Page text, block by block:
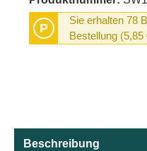
P
Sie erhalten 78
Bestellung (5,85
Beschreibung